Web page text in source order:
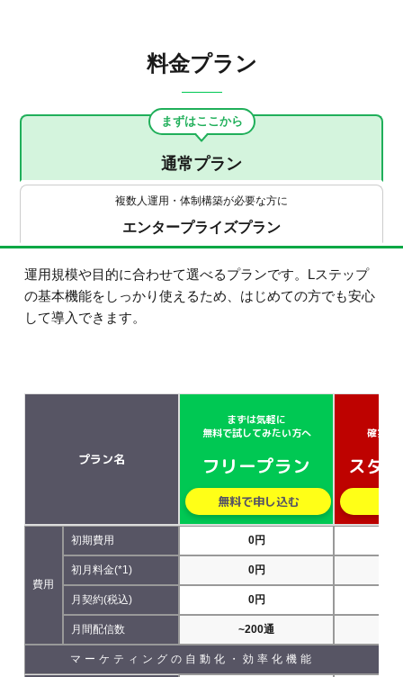
料金プラン
まずはここから
通常プラン
複数人運用・体制構築が必要な方に
エンタープライズプラン
運用規模や目的に合わせて選べるプランです。Lステップ
の基本機能をしっかり使えるため、はじめての方でも安心
して導入できます。
プラン名
まずは気軽に
無料で試してみたい方へ
フリープラン
無料で申し込む
確実に
スタ
費用
初期費用 0円
初月料金(*1) 0円
月契約(税込) 0円
月間配信数 ~200通
マーケティングの自動化・効率化機能